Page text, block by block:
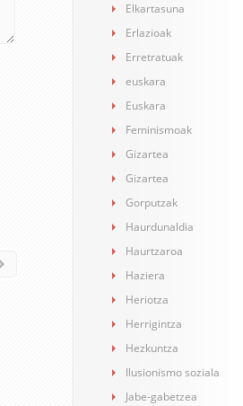
Elkartasuna
Erlazioak
Erretratuak
euskara
Euskara
Feminismoak
Gizartea
Gizartea
Gorputzak
Haurdunaldia
Haurtzaroa
Haziera
Heriotza
Herrigintza
Hezkuntza
Ilusionismo soziala
Jabe-gabetzea